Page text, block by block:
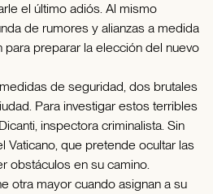
el último adiós. Al mismo
de rumores y alianzas a medida
preparar la elección del nuevo
de seguridad, dos brutales
Para investigar estos terribles
inspectora criminalista. Sin
Vaticano, que pretende ocultar las
obstáculos en su camino.
otra mayor cuando asignan a su